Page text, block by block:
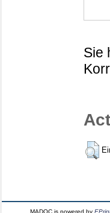
Sie
MADOC is powered by